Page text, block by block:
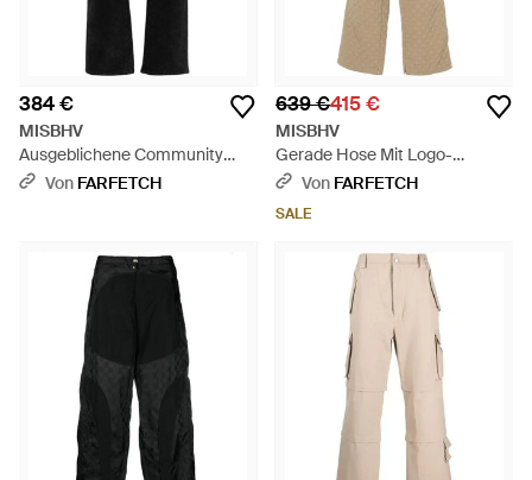
384 €
MISBHV
Ausgeblichene Community
Jogginghose - Schwarz
Von FARFETCH
639 €415 €
MISBHV
Gerade Hose Mit Logo-
Prägung - Natur
Von FARFETCH
SALE